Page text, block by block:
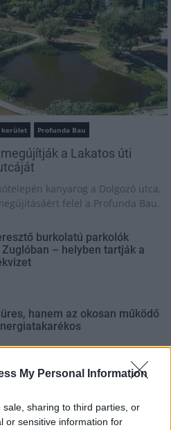
My Personal Information
sharing to third parties, or
or sensitive information for
kerület Profunda Bau
a Lakatos úti
kanyarog a Dolgozó utca,
felel a Profunda Bau.
burkolatú parkolók
– helyben tartják a
hanem az okosan működő